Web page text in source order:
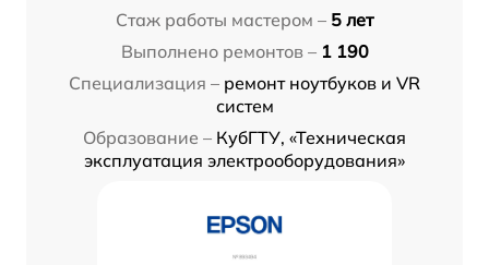
Стаж работы мастером – 5 лет
Выполнено ремонтов – 1 190
Специализация – ремонт ноутбуков и VR
систем
Образование – КубГТУ, «Техническая
эксплуатация электрооборудования»